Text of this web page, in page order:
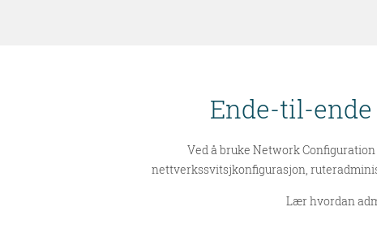
Ende-til-
Ved å bruke Network
nettverkssvitsjkonfigurasjon,
Lær hvordan